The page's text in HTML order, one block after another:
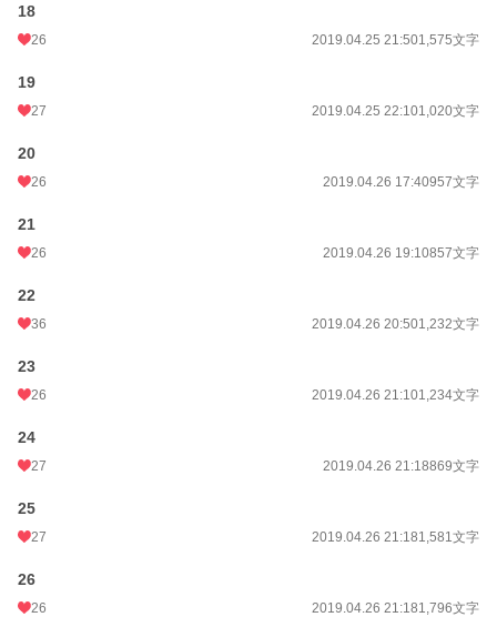
18
26 2019.04.25 21:501,575文字
19
27 2019.04.25 22:101,020文字
20
26 2019.04.26 17:40957文字
21
26 2019.04.26 19:10857文字
22
36 2019.04.26 20:501,232文字
23
26 2019.04.26 21:101,234文字
24
27 2019.04.26 21:18869文字
25
27 2019.04.26 21:181,581文字
26
26 2019.04.26 21:181,796文字